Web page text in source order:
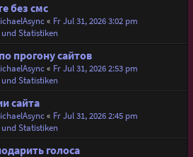
без смс
« Fr Jul 31, 2026 3:02 pm
Statistiken
прогону сайтов
« Fr Jul 31, 2026 2:53 pm
Statistiken
сайта
« Fr Jul 31, 2026 2:45 pm
Statistiken
голоса